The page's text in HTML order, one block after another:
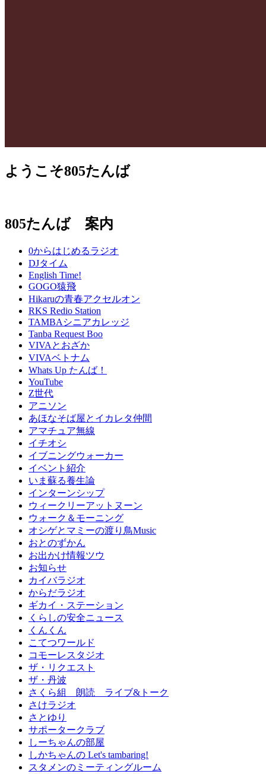
ようこそ805たんば
805たんば 案内
0からはじめるラジオ
DJタイム
English Time!
GOGO猿飛
Hikaruの青春アクセルオン
RKS Redio Station
TAMBAシニアカレッジ
Tanba Request Boo
VIVAとおざか
VIVAベトナム
Whats Up たんば！
YouTube
Z世代
アニソン
あほなそば屋とイカレタ仲間
アマチュア無線
イチオシ
イブニングウォーカー
イベント紹介
いま蘇る養生論
インターンシップ
ウィークリーアットヌーン
ウォーク＆モーニング
オシゲとマミーの渡り鳥Music
おとのずかん
お出かけ情報ツウ
お知らせ
カイバラジオ
からだラジオ
ギカイ・ステーション
くらしの安全ニュース
くんくん
こてつワールド
コモーレスタジオ
ザ・リクエスト
ザ・丹波
さくら組 朗読 ライブ&トーク
さけラジオ
さとゆり
サポータークラブ
しーちゃんの部屋
しかちゃんの Let's tambaring!
スタメンのミーティングルーム